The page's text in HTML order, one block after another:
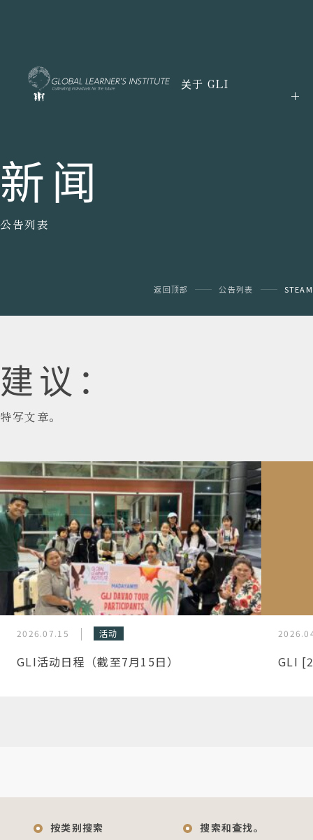
关于 GLI
新闻
公告列表
返回顶部 公告列表 STEAM
建议：
特写文章。
2026.07.15 活动
GLI活动日程（截至7月15日） GLI
按类别搜索 搜索和查找。